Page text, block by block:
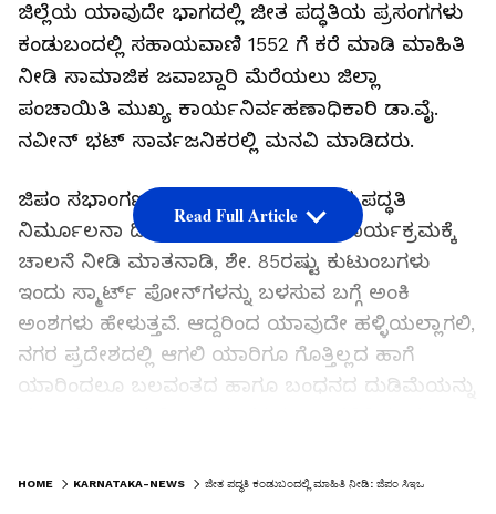
ಜಿಲ್ಲೆಯ ಯಾವುದೇ ಭಾಗದಲ್ಲಿ ಜೀತ ಪದ್ಧತಿಯ ಪ್ರಸಂಗಗಳು
ಕಂಡುಬಂದಲ್ಲಿ ಸಹಾಯವಾಣಿ 1552 ಗೆ ಕರೆ ಮಾಡಿ ಮಾಹಿತಿ
ನೀಡಿ ಸಾಮಾಜಿಕ ಜವಾಬ್ದಾರಿ ಮೆರೆಯಲು ಜಿಲ್ಲಾ
ಪಂಚಾಯಿತಿ ಮುಖ್ಯ ಕಾರ್ಯನಿರ್ವಹಣಾಧಿಕಾರಿ ಡಾ.ವೈ.
ನವೀನ್ ಭಟ್ ಸಾರ್ವಜನಿಕರಲ್ಲಿ ಮನವಿ ಮಾಡಿದರು.
ಜಿಪಂ ಸಭಾಂಗಣದಲ್ಲಿ ನಡೆದ ಜೀತ ಕಾರ್ಮಿಕ ಪದ್ಧತಿ
ನಿರ್ಮೂಲನಾ ದಿನಾಚರಣೆ ಹಾಗೂ ಅರಿವು ಕಾರ್ಯಕ್ರಮಕ್ಕೆ
ಚಾಲನೆ ನೀಡಿ ಮಾತನಾಡಿ, ಶೇ. 85ರಷ್ಟು ಕುಟುಂಬಗಳು
ಇಂದು ಸ್ಮಾರ್ಟ್ ಪೋನ್‌ಗಳನ್ನು ಬಳಸುವ ಬಗ್ಗೆ ಅಂಕಿ
ಅಂಶಗಳು ಹೇಳುತ್ತವೆ. ಆದ್ದರಿಂದ ಯಾವುದೇ ಹಳ್ಳಿಯಲ್ಲಾಗಲಿ,
ನಗರ ಪ್ರದೇಶದಲ್ಲಿ ಆಗಲಿ ಯಾರಿಗೂ ಗೊತ್ತಿಲ್ಲದ ಹಾಗೆ
ಯಾರಿಂದಲೂ ಬಲವಂತದ ಹಾಗೂ ಬಂಧನದ ದುಡಿಮೆಯನ್ನು
ಸಹಾಯವಾಣಿಗೆ ಕರೆ ಮಾಡಿದರೆ ಸಕ್ಷಮ ಪ್ರಾಧಿಕಾರಗಳು ಜೀತ
Read Full Article
HOME KARNATAKA-NEWS ಜೀತ ಪದ್ಧತಿ ಕಂಡುಬಂದಲ್ಲಿ ಮಾಹಿತಿ ನೀಡಿ: ಜಿಪಂ ಸಿಇಒ